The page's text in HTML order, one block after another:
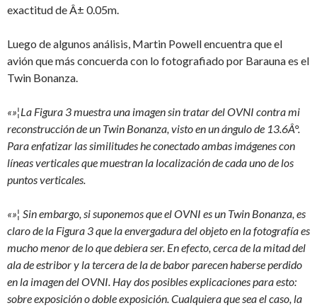
exactitud de Â± 0.05m.
Luego de algunos análisis, Martin Powell encuentra que el
avión que más concuerda con lo fotografiado por Barauna es el
Twin Bonanza.
«»¦La Figura 3 muestra una imagen sin tratar del OVNI contra mi
reconstrucción de un Twin Bonanza, visto en un ángulo de 13.6Â°.
Para enfatizar las similitudes he conectado ambas imágenes con
líneas verticales que muestran la localización de cada uno de los
puntos verticales.
«»¦ Sin embargo, si suponemos que el OVNI es un Twin Bonanza, es
claro de la Figura 3 que la envergadura del objeto en la fotografía es
mucho menor de lo que debiera ser. En efecto, cerca de la mitad del
ala de estribor y la tercera de la de babor parecen haberse perdido
en la imagen del OVNI. Hay dos posibles explicaciones para esto:
sobre exposición o doble exposición. Cualquiera que sea el caso, la